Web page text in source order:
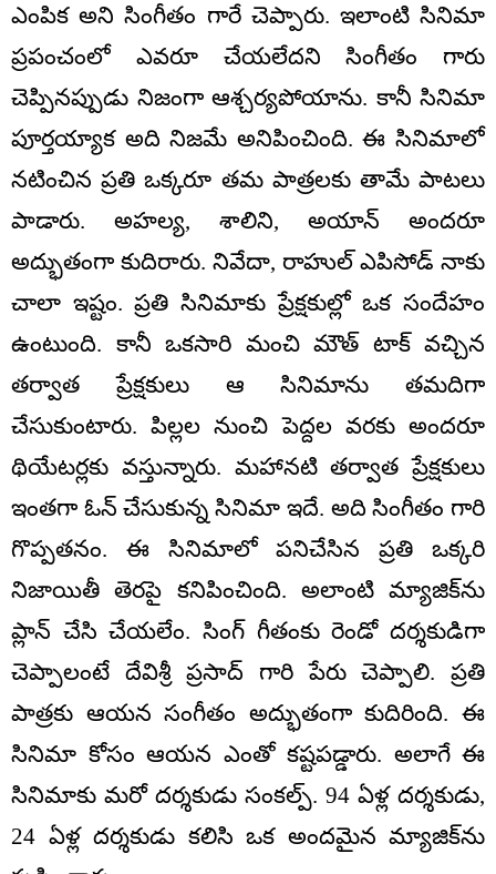
ఎంపిక అని సింగీతం గారే చెప్పారు. ఇలాంటి సినిమా
ప్రపంచంలో ఎవరూ చేయలేదని సింగీతం గారు
చెప్పినప్పుడు నిజంగా ఆశ్చర్యపోయాను. కానీ సినిమా
పూర్తయ్యాక అది నిజమే అనిపించింది. ఈ సినిమాలో
నటించిన ప్రతి ఒక్కరూ తమ పాత్రలకు తామే పాటలు
పాడారు. అహల్య, శాలిని, అయాన్ అందరూ
అద్భుతంగా కుదిరారు. నివేదా, రాహుల్ ఎపిసోడ్ నాకు
చాలా ఇష్టం. ప్రతి సినిమాకు ప్రేక్షకుల్లో ఒక సందేహం
ఉంటుంది. కానీ ఒకసారి మంచి మౌత్ టాక్ వచ్చిన
తర్వాత ప్రేక్షకులు ఆ సినిమాను తమదిగా
చేసుకుంటారు. పిల్లల నుంచి పెద్దల వరకు అందరూ
థియేటర్లకు వస్తున్నారు. మహానటి తర్వాత ప్రేక్షకులు
ఇంతగా ఓన్ చేసుకున్న సినిమా ఇదే. అది సింగీతం గారి
గొప్పతనం. ఈ సినిమాలో పనిచేసిన ప్రతి ఒక్కరి
నిజాయితీ తెరపై కనిపించింది. అలాంటి మ్యాజిక్‌ను
ప్లాన్ చేసి చేయలేం. సింగ్ గీతంకు రెండో దర్శకుడిగా
చెప్పాలంటే దేవిశ్రీ ప్రసాద్ గారి పేరు చెప్పాలి. ప్రతి
పాత్రకు ఆయన సంగీతం అద్భుతంగా కుదిరింది. ఈ
సినిమా కోసం ఆయన ఎంతో కష్టపడ్డారు. అలాగే ఈ
సినిమాకు మరో దర్శకుడు సంకల్ప్. 94 ఏళ్ల దర్శకుడు,
24 ఏళ్ల దర్శకుడు కలిసి ఒక అందమైన మ్యాజిక్‌ను